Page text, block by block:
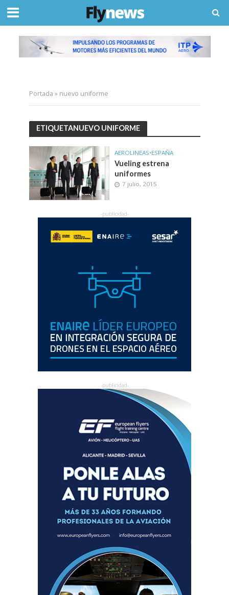
Portada » nuevo uniforme
ETIQUETANUEVO UNIFORME
AEROLINEAS•ESPAÑA
Vueling estrena
uniformes
7 julio, 2015